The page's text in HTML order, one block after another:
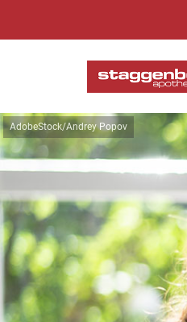
AdobeStock/Andrey Popov